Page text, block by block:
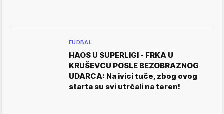
FUDBAL
HAOS U SUPERLIGI - FRKA U
KRUŠEVCU POSLE BEZOBRAZNOG
UDARCA: Na ivici tuče, zbog ovog
starta su svi utrčali na teren!